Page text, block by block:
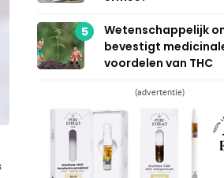
5
Wetenschappelijk
bevestigt
voordelen van THC
(advertentie)